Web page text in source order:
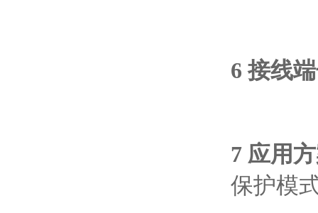
6 接线
7 应用
保护模